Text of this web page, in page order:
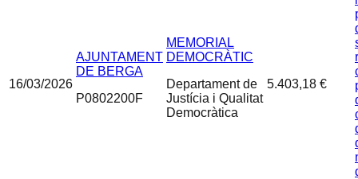
16/03/2026
AJUNTAMENT
DE BERGA
P0802200F
MEMORIAL
DEMOCRÀTIC
Departament de
Justícia i Qualitat
Democràtica
5.403,18 €